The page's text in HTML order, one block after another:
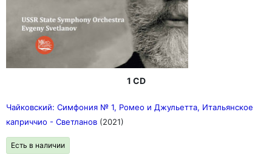
1 CD
Чайковский: Симфония № 1, Ромео и Джульетта, Итальянское
каприччио - Светланов (2021)
Есть в наличии